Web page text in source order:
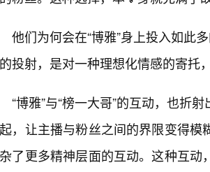
他们为何会在“博雅”身上投入如此
投射，是对一种理想化情感的寄托
“博雅”与“榜一大哥”的互动，也折
，让主播与粉丝之间的界限变得
了更多精神层面的互动。这种互